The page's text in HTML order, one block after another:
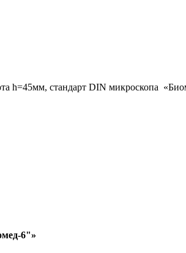
h=45мм, стандарт DIN микроскопа
6"»